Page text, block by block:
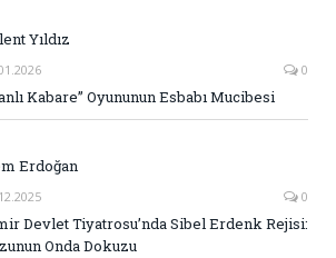
Yıldız
0
Kabare” Oyununun Esbabı Mucibesi
Erdoğan
0
Devlet Tiyatrosu’nda Sibel Erdenk Rejisi:
Onda Dokuzu